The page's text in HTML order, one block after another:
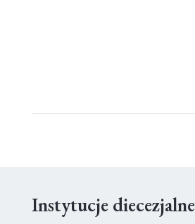
Instytucje diecezjalne